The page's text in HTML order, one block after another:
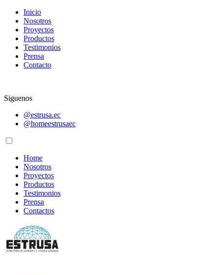
Inicio
Nosotros
Proyectos
Productos
Testimonios
Prensa
Contacto
Siguenos
@estrusa.ec
@homeestrusaec
Home
Nosotros
Proyectos
Productos
Testimonios
Prensa
Contactos